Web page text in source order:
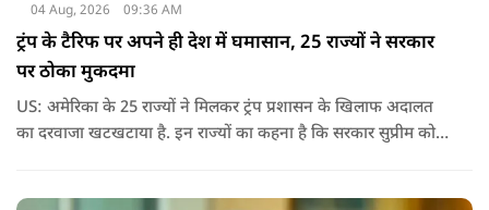
04 Aug, 2026 09:36 AM
ट्रंप के टैरिफ पर अपने ही देश में घमासान, 25 राज्यों ने सरकार
पर ठोका मुकदमा
US: अमेरिका के 25 राज्यों ने मिलकर ट्रंप प्रशासन के खिलाफ अदालत
का दरवाजा खटखटाया है. इन राज्यों का कहना है कि सरकार सुप्रीम कोर्ट